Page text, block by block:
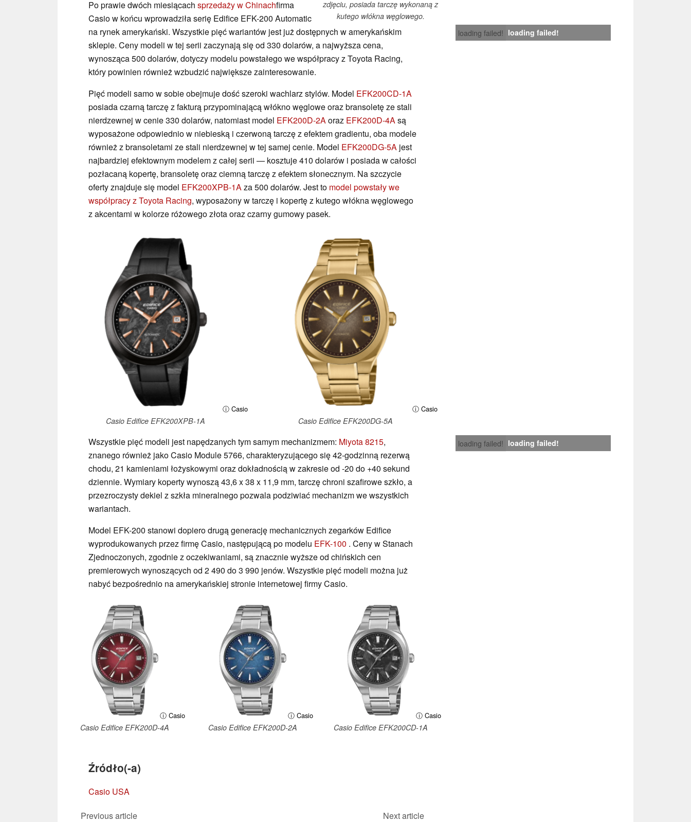
zdjęciu, posiada tarczę wykonaną z
kutego włókna węglowego.
loading failed! loading failed!
Po prawie dwóch miesiącach sprzedaży w Chinachfirma
Casio w końcu wprowadziła serię Edifice EFK-200 Automatic
na rynek amerykański. Wszystkie pięć wariantów jest już dostępnych w amerykańskim
sklepie. Ceny modeli w tej serii zaczynają się od 330 dolarów, a najwyższa cena,
wynosząca 500 dolarów, dotyczy modelu powstałego we współpracy z Toyota Racing,
który powinien również wzbudzić największe zainteresowanie.
Pięć modeli samo w sobie obejmuje dość szeroki wachlarz stylów. Model EFK200CD-1A
posiada czarną tarczę z fakturą przypominającą włókno węglowe oraz bransoletę ze stali
nierdzewnej w cenie 330 dolarów, natomiast model EFK200D-2Aoraz EFK200D-4Asą
wyposażone odpowiednio w niebieską i czerwoną tarczę z efektem gradientu, oba modele
również z bransoletami ze stali nierdzewnej w tej samej cenie. Model EFK200DG-5A jest
najbardziej efektownym modelem z całej serii — kosztuje 410 dolarów i posiada w całości
pozłacaną kopertę, bransoletę oraz ciemną tarczę z efektem słonecznym. Na szczycie
oferty znajduje się model EFK200XPB-1Aza 500 dolarów. Jest to model powstały we
współpracy z Toyota Racing, wyposażony w tarczę i kopertę z kutego włókna węglowego
z akcentami w kolorze różowego złota oraz czarny gumowy pasek.
ⓘ Casio
Casio Edifice EFK200XPB-1A
ⓘ Casio
Casio Edifice EFK200DG-5A
loading failed! loading failed!
Wszystkie pięć modeli jest napędzanych tym samym mechanizmem: Miyota 8215,
znanego również jako Casio Module 5766, charakteryzującego się 42-godzinną rezerwą
chodu, 21 kamieniami łożyskowymi oraz dokładnością w zakresie od -20 do +40 sekund
dziennie. Wymiary koperty wynoszą 43,6 x 38 x 11,9 mm, tarczę chroni szafirowe szkło, a
przezroczysty dekiel z szkła mineralnego pozwala podziwiać mechanizm we wszystkich
wariantach.
Model EFK-200 stanowi dopiero drugą generację mechanicznych zegarków Edifice
wyprodukowanych przez firmę Casio, następującą po modelu EFK-100 . Ceny w Stanach
Zjednoczonych, zgodnie z oczekiwaniami, są znacznie wyższe od chińskich cen
premierowych wynoszących od 2 490 do 3 990 jenów. Wszystkie pięć modeli można już
nabyć bezpośrednio na amerykańskiej stronie internetowej firmy Casio.
ⓘ Casio
Casio Edifice EFK200D-4A
ⓘ Casio
Casio Edifice EFK200D-2A
ⓘ Casio
Casio Edifice EFK200CD-1A
Źródło(-a)
Casio USA
Previous article
Next article